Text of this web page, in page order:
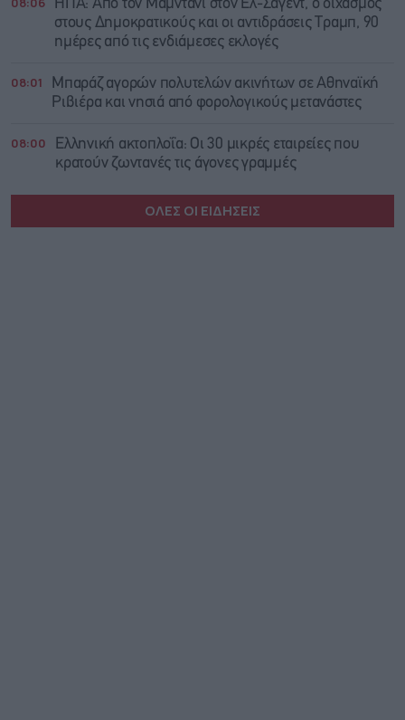
ΗΠΑ: Από τον Μαμντάνι στον Ελ-Σαγέντ, ο διχασμός
στους Δημοκρατικούς και οι αντιδράσεις Τραμπ, 90
ημέρες από τις ενδιάμεσες εκλογές
08:01
Μπαράζ αγορών πολυτελών ακινήτων σε Αθηναϊκή
Ριβιέρα και νησιά από φορολογικούς μετανάστες
08:00
Ελληνική ακτοπλοΐα: Οι 30 μικρές εταιρείες που
κρατούν ζωντανές τις άγονες γραμμές
ΟΛΕΣ ΟΙ ΕΙΔΗΣΕΙΣ